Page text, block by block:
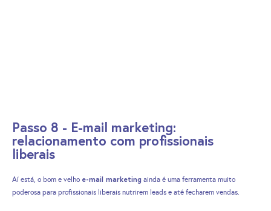
Passo 8 - E-mail marketing:
relacionamento com profissionais
liberais
Aí está, o bom e velho e-mail marketing ainda é uma ferramenta muito
poderosa para profissionais liberais nutrirem leads e até fecharem vendas.